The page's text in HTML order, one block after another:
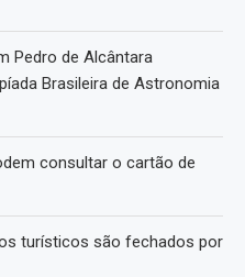
Pedro de Alcântara
Brasileira de Astronomia
consultar o cartão de
turísticos são fechados por